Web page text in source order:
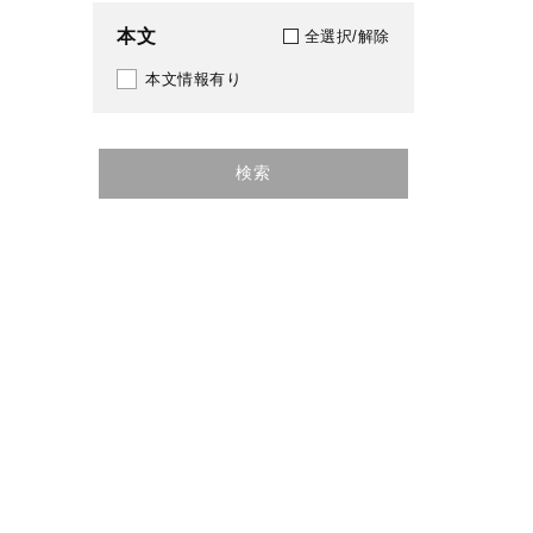
1946
1947
157
159
本文 全選択/解除
本文情報有り
検索